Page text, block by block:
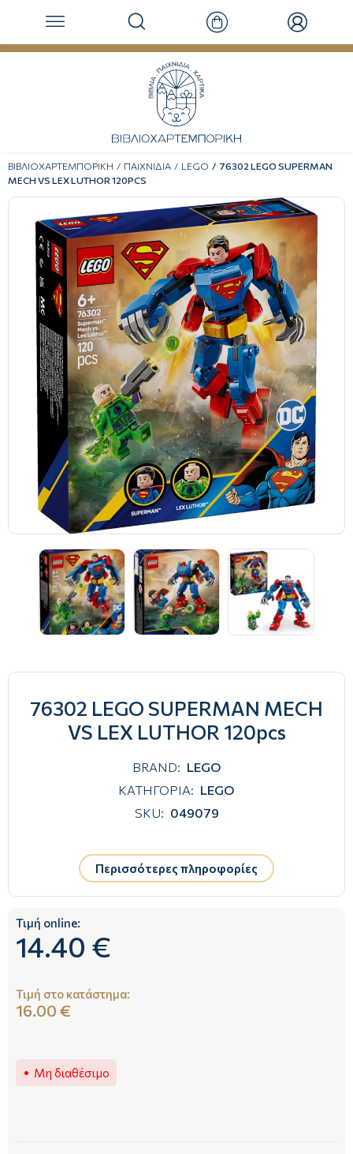
ΒΙΒΛΙΟΧΑΡΤΕΜΠΟΡΙΚΗ ΠΑΙΧΝΙΔΙΑ LEGO
76302 LEGO SUPERMAN
MECH VS LEX LUTHOR 120PCS
76302 LEGO SUPERMAN MECH
VS LEX LUTHOR 120pcs
BRAND: LEGO
ΚΑΤΗΓΟΡΙΑ: LEGO
SKU: 049079
Περισσότερες πληροφορίες
Τιμή online:
14.40 €
Τιμή στο κατάστημα:
16.00 €
Μη διαθέσιμο